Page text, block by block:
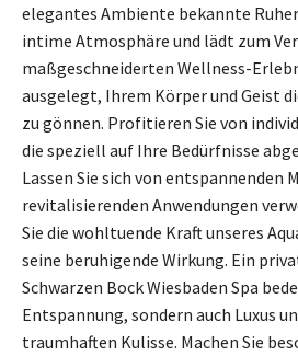
elegantes Ambiente bekannte
intime Atmosphäre und lädt zum
maßgeschneiderten Wellness-
ausgelegt, Ihrem Körper und Geist
zu gönnen. Profitieren Sie von
die speziell auf Ihre Bedürfnisse
Lassen Sie sich von entspannenden
revitalisierenden Anwendungen
Sie die wohltuende Kraft unseres
seine beruhigende Wirkung. Ein
Schwarzen Bock Wiesbaden Spa
Entspannung, sondern auch Luxus
traumhaften Kulisse. Machen Sie